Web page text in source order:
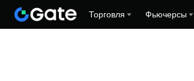
Торговля Фьючерсы